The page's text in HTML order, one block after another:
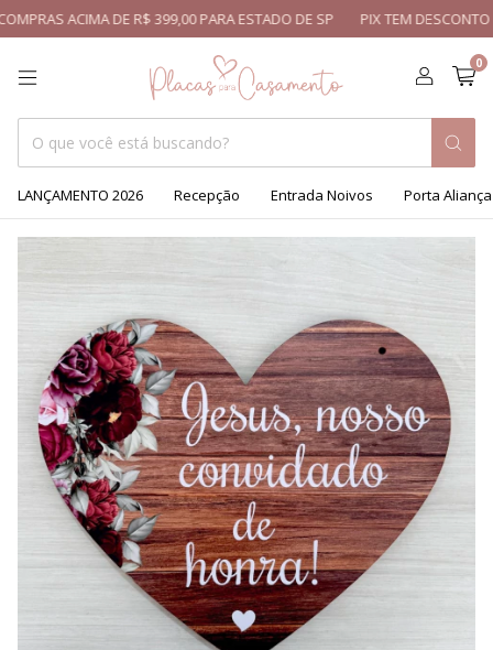
ACIMA DE R$ 399,00 PARA ESTADO DE SP PIX TEM DESCONTO
0
LANÇAMENTO 2026 Recepção Entrada Noivos Porta Aliança